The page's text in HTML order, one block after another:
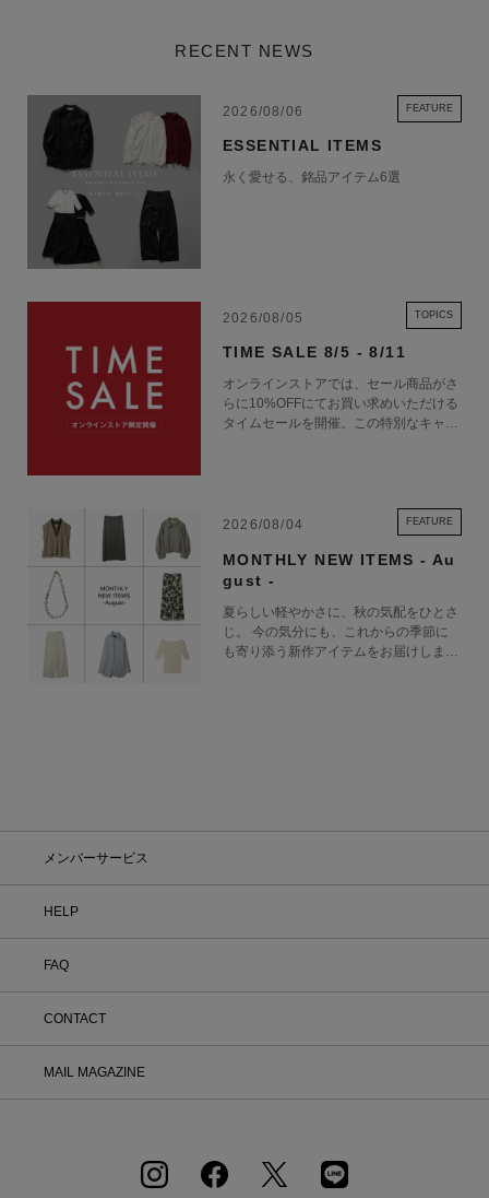
RECENT NEWS
2026/08/06 FEATURE
ESSENTIAL ITEMS
永く愛せる、銘品アイテム6選
2026/08/05 TOPICS
TIME SALE 8/5 - 8/11
オンラインストアでは、セール商品がさ
らに10%OFFにてお買い求めいただける
タイムセールを開催。この特別なキャン
2026/08/04 FEATURE
MONTHLY NEW ITEMS - Au
gust -
夏らしい軽やかさに、秋の気配をひとさ
じ。 今の気分にも、これからの季節に
も寄り添う新作アイテムをお届けしま
メンバーサービス
HELP
FAQ
CONTACT
MAIL MAGAZINE